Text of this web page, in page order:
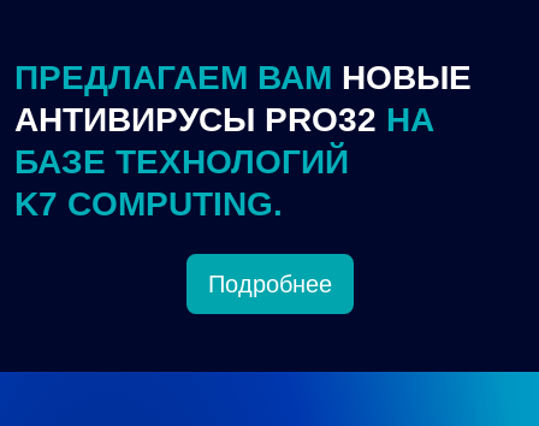
ПРЕДЛАГАЕМ ВАМ НОВЫЕ
АНТИВИРУСЫ PRO32 НА
БАЗЕ ТЕХНОЛОГИЙ
K7 COMPUTING.
Подробнее